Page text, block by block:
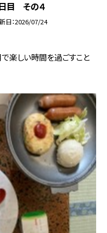
目 その４
日 2026/07/24
で楽しい時間を過ごすこと